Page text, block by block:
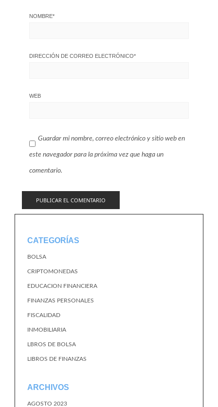
NOMBRE*
DIRECCIÓN DE CORREO ELECTRÓNICO*
WEB
Guardar mi nombre, correo electrónico y sitio web en
este navegador para la próxima vez que haga un
comentario.
CATEGORÍAS
BOLSA
CRIPTOMONEDAS
EDUCACION FINANCIERA
FINANZAS PERSONALES
FISCALIDAD
INMOBILIARIA
LBROS DE BOLSA
LIBROS DE FINANZAS
ARCHIVOS
AGOSTO 2023